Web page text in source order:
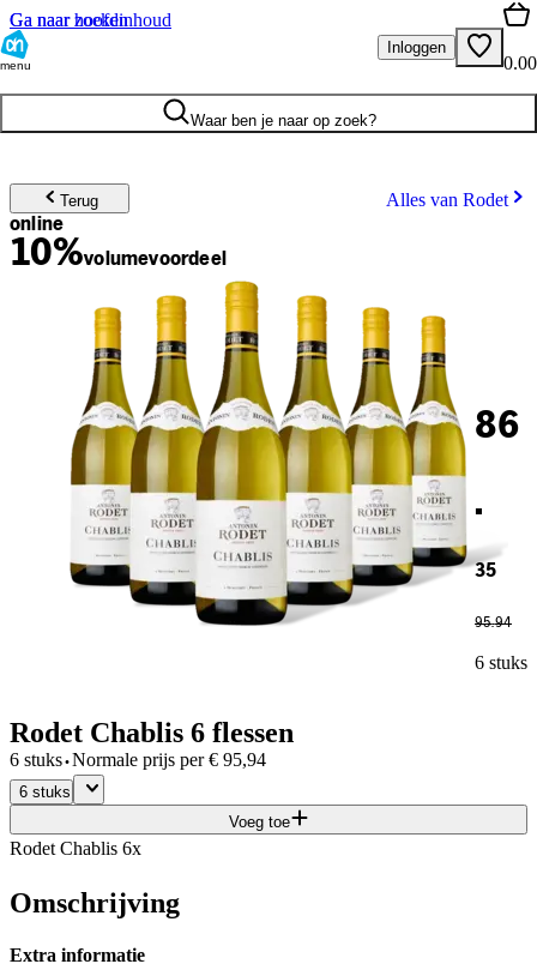
Ga naar hoofdinhoud
Ga naar zoeken
menu
Inloggen
0.00
Waar ben je naar op zoek?
Terug Alles van Rodet
online
10%volumevoordeel
86
.
35
95.94
6 stuks
Rodet Chablis 6 flessen
6 stuks·Normale prijs per € 95,94
6 stuks
Voeg toe
Rodet Chablis 6x
Omschrijving
Extra informatie